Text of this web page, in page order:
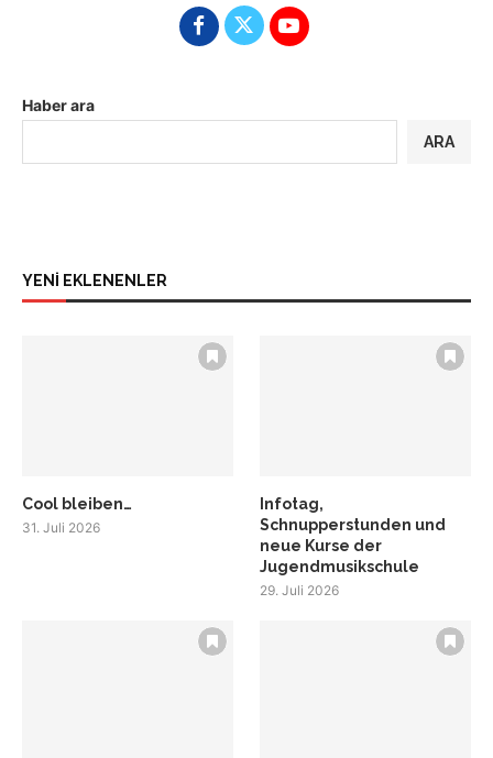
Haber ara
ARA
YENİ EKLENENLER
Cool bleiben…
31. Juli 2026
Infotag,
Schnupperstunden und
neue Kurse der
Jugendmusikschule
29. Juli 2026